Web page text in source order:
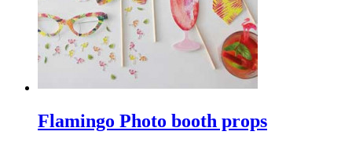
Flamingo Photo booth props